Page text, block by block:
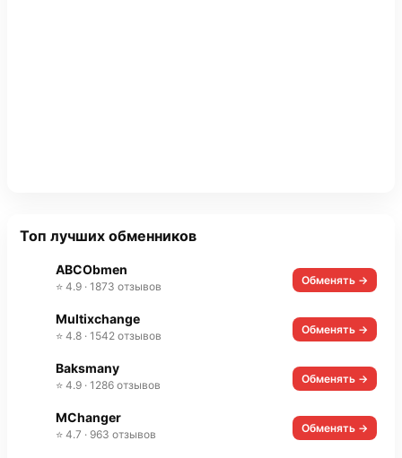
Топ лучших обменников
ABCObmen
⭐ 4.9 · 1873 отзывов Обменять →
Multixchange
⭐ 4.8 · 1542 отзывов Обменять →
Baksmany
⭐ 4.9 · 1286 отзывов Обменять →
MChanger
⭐ 4.7 · 963 отзывов Обменять →